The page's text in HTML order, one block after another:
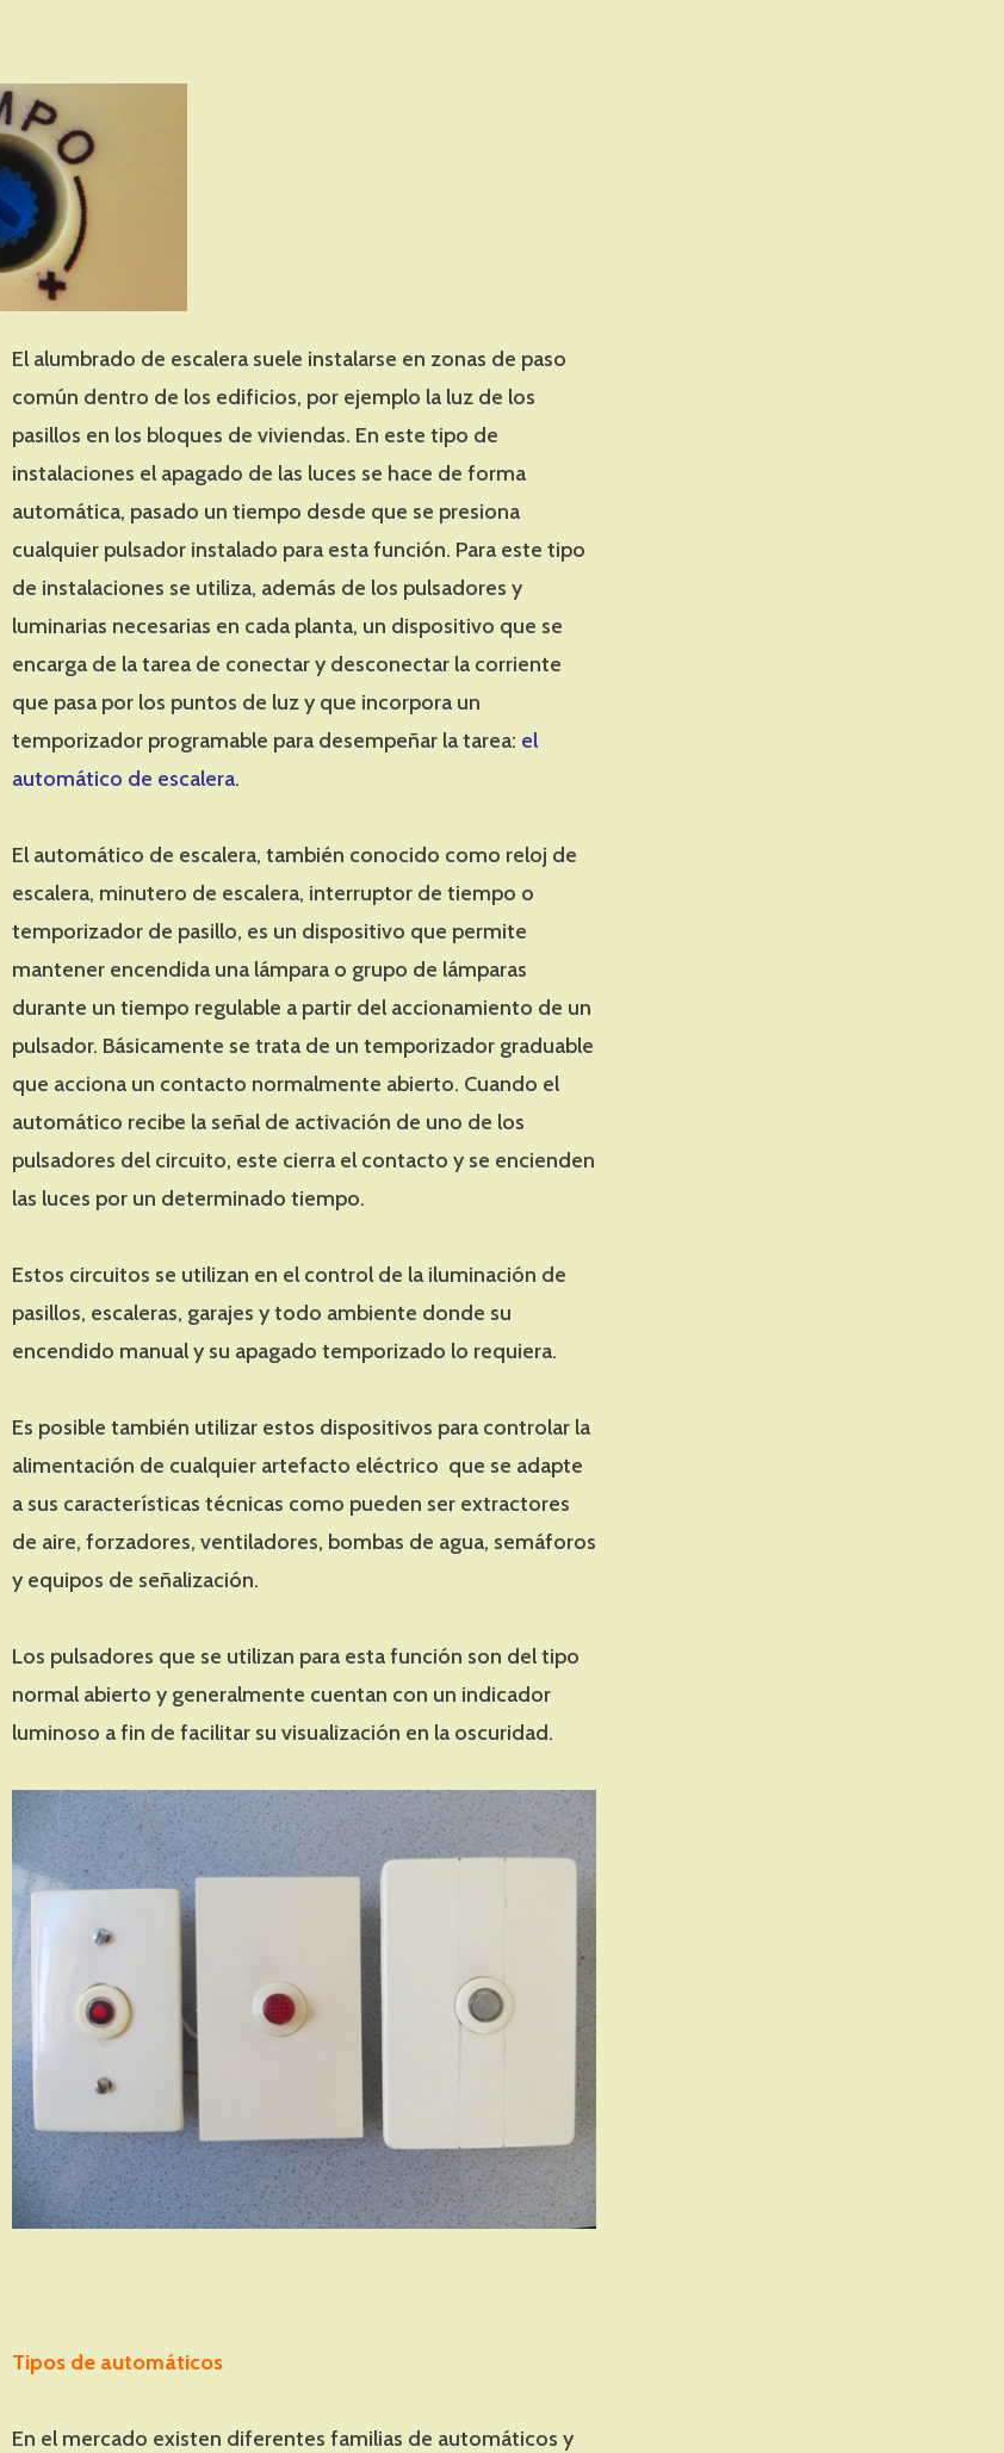
El alumbrado de escalera suele instalarse en zonas de paso
común dentro de los edificios, por ejemplo la luz de los
pasillos en los bloques de viviendas. En este tipo de
instalaciones el apagado de las luces se hace de forma
automática, pasado un tiempo desde que se presiona
cualquier pulsador instalado para esta función. Para este tipo
de instalaciones se utiliza, además de los pulsadores y
luminarias necesarias en cada planta, un dispositivo que se
encarga de la tarea de conectar y desconectar la corriente
que pasa por los puntos de luz y que incorpora un
temporizador programable para desempeñar la tarea: el
automático de escalera.
El automático de escalera, también conocido como reloj de
escalera, minutero de escalera, interruptor de tiempo o
temporizador de pasillo, es un dispositivo que permite
mantener encendida una lámpara o grupo de lámparas
durante un tiempo regulable a partir del accionamiento de un
pulsador. Básicamente se trata de un temporizador graduable
que acciona un contacto normalmente abierto. Cuando el
automático recibe la señal de activación de uno de los
pulsadores del circuito, este cierra el contacto y se encienden
las luces por un determinado tiempo.
Estos circuitos se utilizan en el control de la iluminación de
pasillos, escaleras, garajes y todo ambiente donde su
encendido manual y su apagado temporizado lo requiera.
Es posible también utilizar estos dispositivos para controlar la
alimentación de cualquier artefacto eléctrico que se adapte
a sus características técnicas como pueden ser extractores
de aire, forzadores, ventiladores, bombas de agua, semáforos
y equipos de señalización.
Los pulsadores que se utilizan para esta función son del tipo
normal abierto y generalmente cuentan con un indicador
luminoso a fin de facilitar su visualización en la oscuridad.
Tipos de automáticos
En el mercado existen diferentes familias de automáticos y